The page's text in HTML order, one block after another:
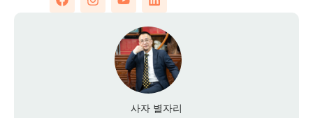
사자 별자리